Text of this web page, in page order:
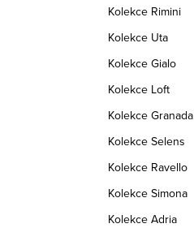
Kolekce Rimini
Kolekce Uta
Kolekce Gialo
Kolekce Loft
Kolekce Granada
Kolekce Selens
Kolekce Ravello
Kolekce Simona
Kolekce Adria